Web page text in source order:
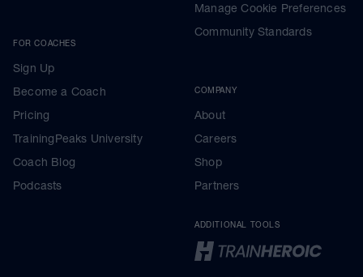
FOR COACHES
Sign Up
Become a Coach
Pricing
TrainingPeaks University
Coach Blog
Podcasts
Manage Cookie Preferences
Community Standards
COMPANY
About
Careers
Shop
Partners
ADDITIONAL TOOLS